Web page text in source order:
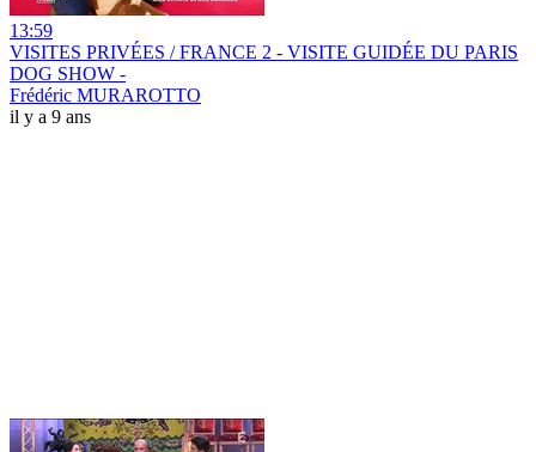
13:59
VISITES PRIVÉES / FRANCE 2 - VISITE GUIDÉE DU PARIS
DOG SHOW -
Frédéric MURAROTTO
il y a 9 ans